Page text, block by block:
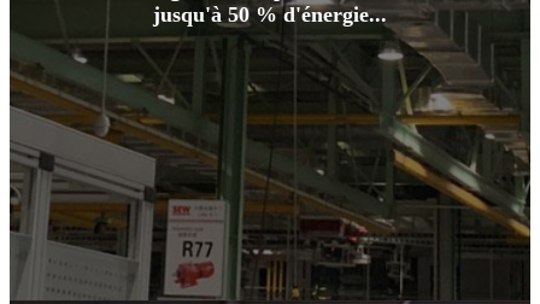
jusqu'à 50 % d'énergie...